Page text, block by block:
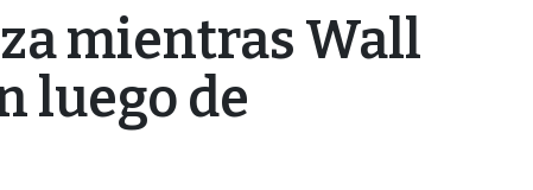
mientras Wall
luego de